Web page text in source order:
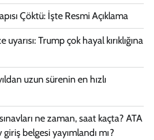
Çöktü: İşte Resmi Açıklama
uyarısı: Trump çok hayal kırıklığına
uzun sürenin en hızlı
ne zaman, saat kaçta? ATA
belgesi yayımlandı mı?